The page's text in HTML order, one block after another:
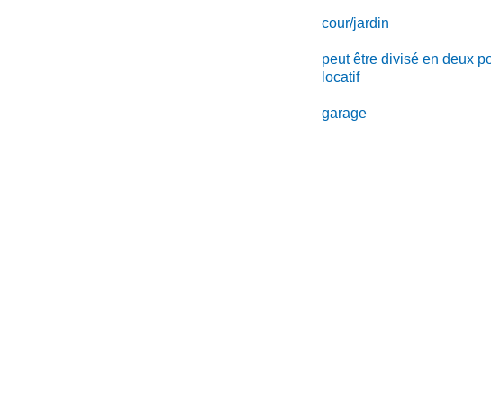
cour/jardin
peut être divisé en deux
locatif
garage